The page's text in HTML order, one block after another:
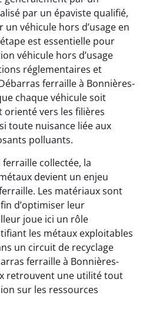
par un épaviste qualifié,
véhicule hors d’usage en
est essentielle pour
véhicule hors d’usage
réglementaires et
ferraille à Bonnières-
chaque véhicule soit
vers les filières
toute nuisance liée aux
polluants.
ferraille collectée, la
devient un enjeu
Les matériaux sont
d’optimiser leur
joue ici un rôle
les métaux exploitables
un circuit de recyclage
ferraille à Bonnières-
retrouvent une utilité tout
sur les ressources